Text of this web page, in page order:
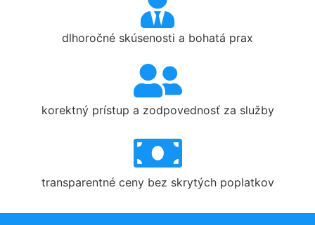
dlhoročné skúsenosti a bohatá prax
korektný prístup a zodpovednosť za služby
transparentné ceny bez skrytých poplatkov